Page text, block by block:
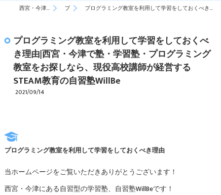
西宮・今津の塾・学習塾は自習塾WillBe ブログ プログラミング教室を利用して学習をしておくべき理由|西宮・今津で塾・学習塾・プログラミング教室をお探しなら、現役高校講師が経営するSTEAM教育の自習塾WillBe
プログラミング教室を利用して学習をしておくべ
き理由|西宮・今津で塾・学習塾・プログラミング
教室をお探しなら、現役高校講師が経営する
STEAM教育の自習塾WillBe
2021/09/14
プログラミング教室を利用して学習をしておくべき理由
当ホームページをご覧いただきありがとうございます！
西宮・今津にある自習型の学習塾、自習塾WillBeです！